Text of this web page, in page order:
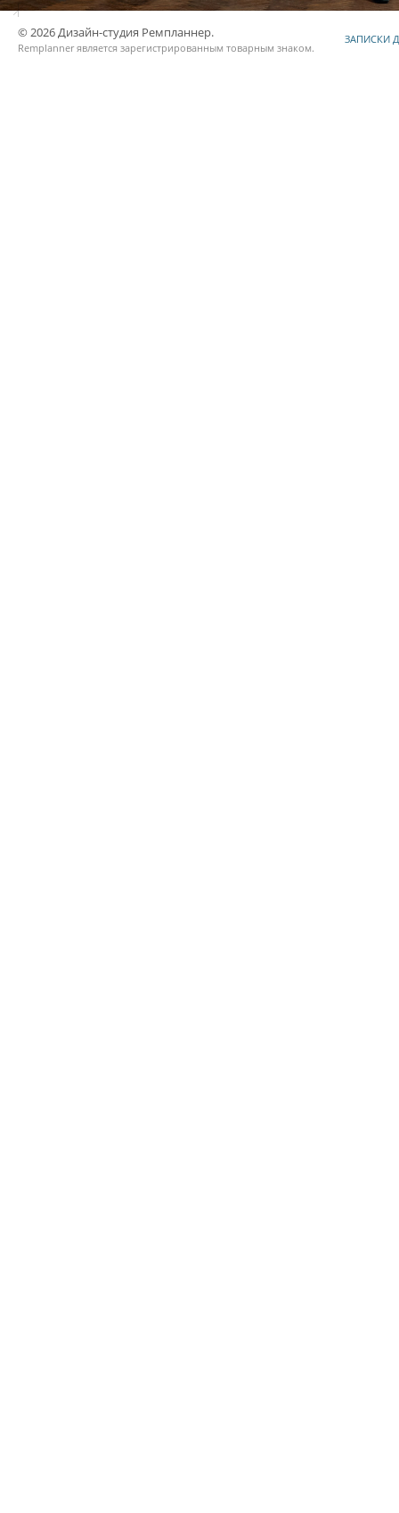
ЗАПИСКИ
© 2026 Дизайн-студия Ремпланнер.
Remplanner является зарегистрированным товарным знаком.